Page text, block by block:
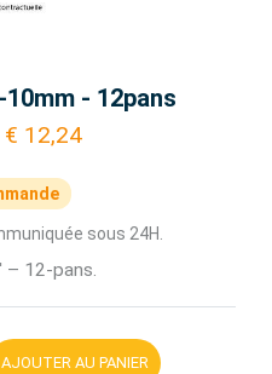
- 12pans
€ 12,24
sous 24H.
– 12-pans.
AJOUTER AU PANIER